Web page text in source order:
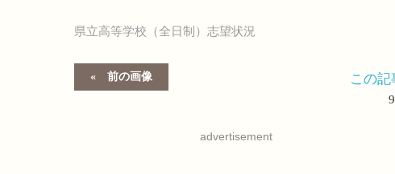
県立高等学校（全日制）志望状況
前の画像 この
advertisement